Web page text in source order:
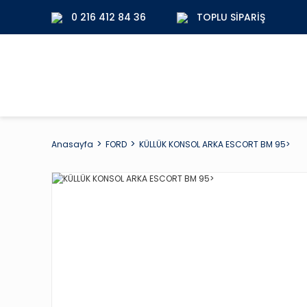
0 216 412 84 36 TOPLU SIPARIŞ
Anasayfa FORD KÜLLÜK KONSOL ARKA ESCORT BM 95>